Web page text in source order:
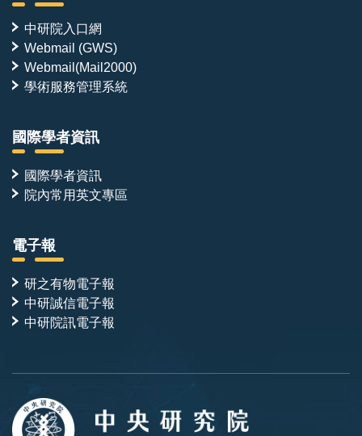
中研院入口網
Webmail (GWS)
Webmail(Mail2000)
學術服務管理系統
國際學者資訊
國際學者資訊
院內常用英文專區
電子報
研之有物電子報
中研誠信電子報
中研院訊電子報